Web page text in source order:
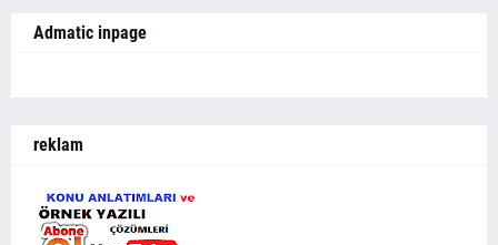
Admatic inpage
reklam